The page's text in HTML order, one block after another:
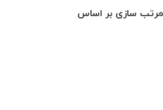
مرتب سازی بر اساس